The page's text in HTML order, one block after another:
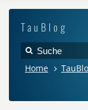
TauBlog
Home